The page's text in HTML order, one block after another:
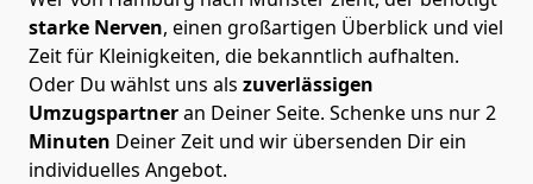
starke Nerven, einen großartigen Überblick und viel
Zeit für Kleinigkeiten, die bekanntlich aufhalten.
Oder Du wählst uns als zuverlässigen
Umzugspartneran Deiner Seite. Schenke uns nur2
Minuten Deiner Zeit und wir übersenden Dir ein
individuelles Angebot.